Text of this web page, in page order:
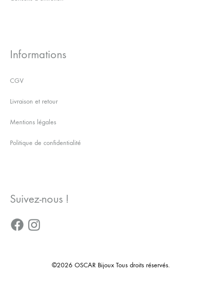
Informations
CGV
Livraison et retour
Mentions légales
Politique de confidentialité
Suivez-nous !
©2026 OSCAR Bijoux Tous droits réservés.